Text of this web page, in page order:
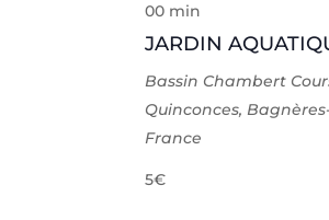
JARDIN
00 min
Bassin Chambert
Quinconces,
France
5€